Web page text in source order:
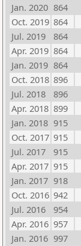
Jan. 2020 864
Oct. 2019 864
Jul. 2019
864
Apr. 2019 864
Jan. 2019 864
Oct. 2018 896
Jul. 2018
896
Apr. 2018 899
Jan. 2018 915
Oct. 2017 915
Jul. 2017
915
Apr. 2017 915
Jan. 2017 918
Oct. 2016 942
Jul. 2016
954
Apr. 2016 957
Jan. 2016 997